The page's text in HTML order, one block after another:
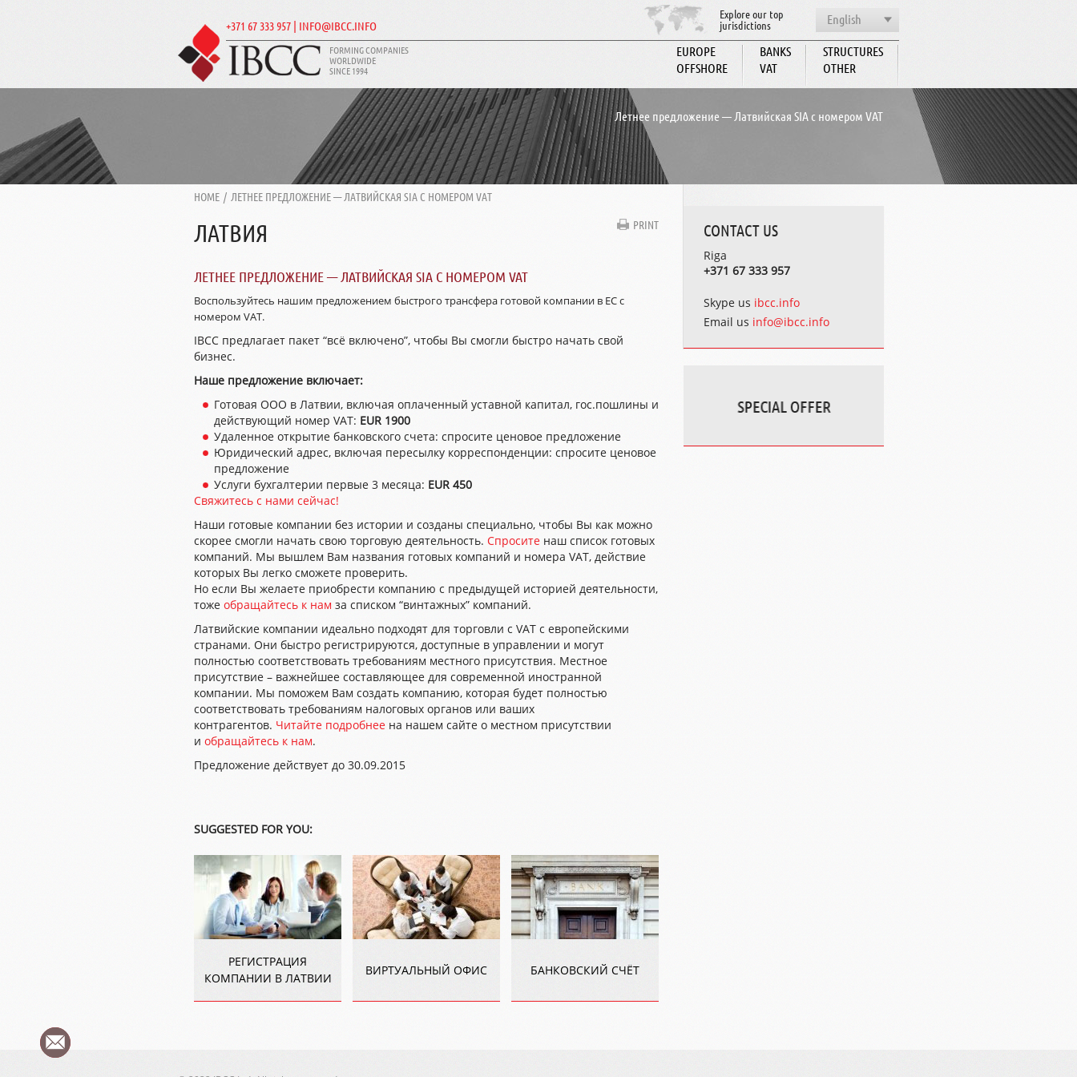
+371 67 333 957 | INFO@IBCC.INFO English
Explore our top
jurisdictions
FORMING COMPANIES
WORLDWIDE
SINCE 1994
EUROPE
OFFSHORE
BANKS
VAT
STRUCTURES
OTHER
Летнее предложение — Латвийская SIA с номером VAT
HOME / ЛЕТНЕЕ ПРЕДЛОЖЕНИЕ — ЛАТВИЙСКАЯ SIA С НОМЕРОМ VAT
PRINT
ЛАТВИЯ
ЛЕТНЕЕ ПРЕДЛОЖЕНИЕ — ЛАТВИЙСКАЯ SIA С НОМЕРОМ VAT
Воспользуйтесь нашим предложением быстрого трансфера готовой компании в ЕС с
номером VAT.
IBCC предлагает пакет “всё включено”, чтобы Вы смогли быстро начать свой
бизнес.
Наше предложение включает:
Готовая ООО в Латвии, включая оплаченный уставной капитал, гос.пошлины и
действующий номер VAT: EUR 1900
Удаленное открытие банковского счета: спросите ценовое предложение
Юридический адрес, включая пересылку корреспонденции: спросите ценовое
предложение
Услуги бухгалтерии первые 3 месяца: EUR 450
Свяжитесь с нами сейчас!
Наши готовые компании без истории и созданы специально, чтобы Вы как можно
скорее смогли начать свою торговую деятельность. Спросите наш список готовых
компаний. Мы вышлем Вам названия готовых компаний и номера VAT, действие
которых Вы легко сможете проверить.
Но если Вы желаете приобрести компанию с предыдущей историей деятельности,
тоже обращайтесь к нам за списком “винтажных” компаний.
Латвийские компании идеально подходят для торговли с VAT с европейскими
странами. Они быстро регистрируются, доступные в управлении и могут
полностью соответствовать требованиям местного присутствия. Местное
присутствие – важнейшее составляющее для современной иностранной
компании. Мы поможем Вам создать компанию, которая будет полностью
соответствовать требованиям налоговых органов или ваших
контрагентов. Читайте подробнее на нашем сайте о местном присутствии
и обращайтесь к нам.
Предложение действует до 30.09.2015
SUGGESTED FOR YOU:
РЕГИСТРАЦИЯ
КОМПАНИИ В ЛАТВИИ
ВИРТУАЛЬНЫЙ ОФИС БАНКОВСКИЙ СЧЁТ
CONTACT US
Riga
+371 67 333 957
Skype us ibcc.info
Email us info@ibcc.info